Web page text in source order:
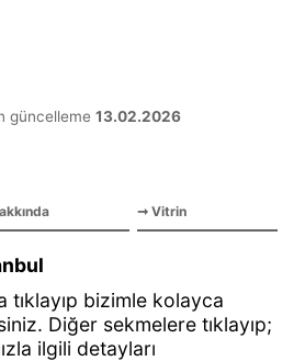
güncelleme 13.02.2026
➞Vitrin
tıklayıp bizimle kolayca
Diğer sekmelere tıklayıp;
ilgili detayları